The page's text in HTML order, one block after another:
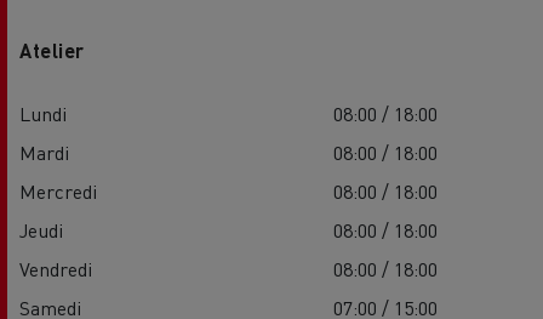
Atelier
Lundi
08:00 / 18:00
Mardi
08:00 / 18:00
Mercredi
08:00 / 18:00
Jeudi
08:00 / 18:00
Vendredi
08:00 / 18:00
Samedi
07:00 / 15:00